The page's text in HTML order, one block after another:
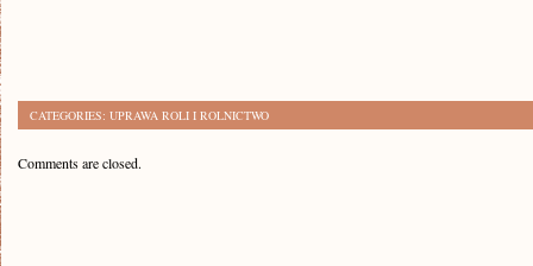
CATEGORIES: UPRAWA ROLI I ROLNICTWO
Comments are closed.